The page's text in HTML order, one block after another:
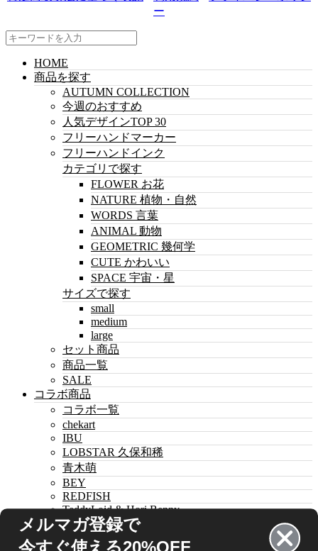
ー
HOME
商品を探す
AUTUMN COLLECTION
今週のおすすめ
人気デザインTOP 30
フリーハンドマーカー
フリーハンドインク
カテゴリで探す
FLOWER お花
NATURE 植物・自然
WORDS 言葉
ANIMAL 動物
GEOMETRIC 幾何学
CUTE かわいい
SPACE 宇宙・星
サイズで探す
small
medium
large
セット商品
商品一覧
SALE
コラボ商品
コラボ一覧
chekart
IBU
LOBSTAR 久保和稀
青木萌
BEY
REDFISH
TeddyLoid & Hori Benny
ABEchan
Ai Miyuki
メルマガ登録で
今すぐ使える20%OFF